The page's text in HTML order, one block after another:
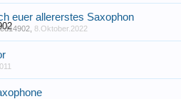
euer allererstes Saxophon
,8.Oktober.2022